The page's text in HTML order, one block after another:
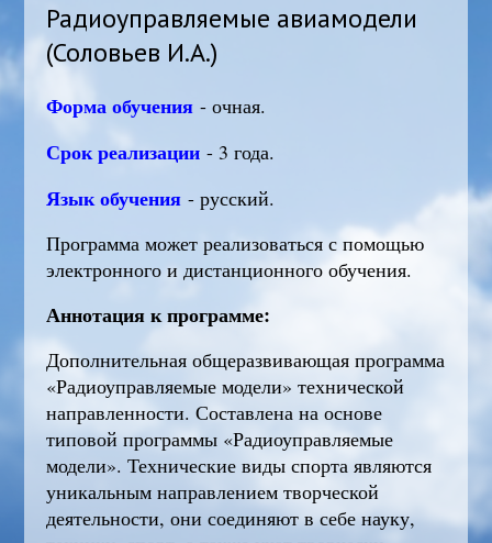
Радиоуправляемые авиамодели
(Соловьев И.А.)
Форма обучения- очная.
Срок реализации - 3 года.
Язык обучения - русский.
Программа может реализоваться с помощью
электронного и дистанционного обучения.
Аннотация к программе:
Дополнительная общеразвивающая программа
«Радиоуправляемые модели» технической
направленности. Составлена на основе
типовой программы «Радиоуправляемые
модели». Технические виды спорта являются
уникальным направлением творческой
деятельности, они соединяют в себе науку,